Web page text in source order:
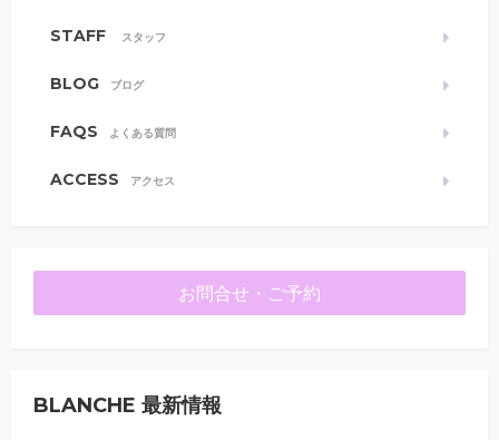
STAFF スタッフ
BLOG ブログ
FAQS よくある質問
ACCESS アクセス
お問合せ・ご予約
BLANCHE 最新情報